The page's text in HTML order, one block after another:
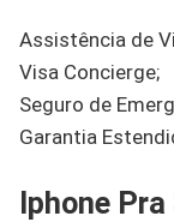
Assistência de
Visa Concierge;
Seguro de
Garantia
Iphone